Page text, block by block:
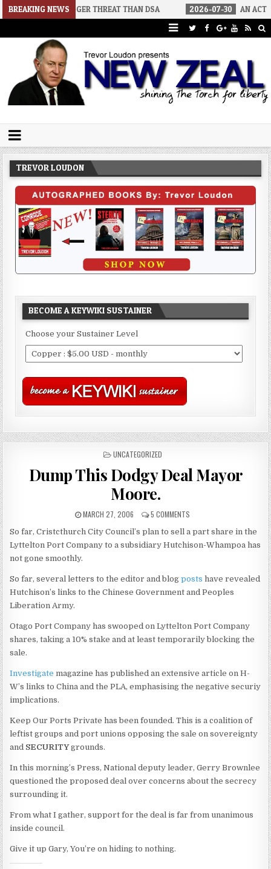
BREAKING NEWS
A BIGGER THREAT THAN DSA 2026-07-30 AN ACT OF WAR
Trevor Loudon's New Zeal Blog
TREVOR LOUDON
BECOME A KEYWIKI SUSTAINER
Choose your Sustainer Level
POSTED
UNCATEGORIZED
Dump This Dodgy Deal Mayor
Moore.
MARCH 27, 2006 5 COMMENTS
So far, Cristcthurch City Council’s plan to sell a part share in the
Lyttelton Port Company to a subsidiary Hutchison-Whampoa has
not gone smoothly.
So far, several letters to the editor and blogposts have revealed
Hutchison’s links to the Chinese Government and Peoples
Liberation Army.
Otago Port Company has swooped on Lyttelton Port Company
shares, taking a 10% stake and at least temporarily blocking the
sale.
Investigate magazine has published an extensive article on H-
W’s links to China and the PLA, emphasising the negative securiy
implications.
Keep Our Ports Private has been founded. This is a coalition of
leftist groups and port unions opposing the sale on sovereignty
and SECURITYgrounds.
In this morning’s Press, National deputy leader, Gerry Brownlee
questioned the proposed deal over concerns about the secrecy
surrounding it.
From what I gather, support for the deal is far from unanimous
inside council.
Give it up Gary, You’re on hiding to nothing.